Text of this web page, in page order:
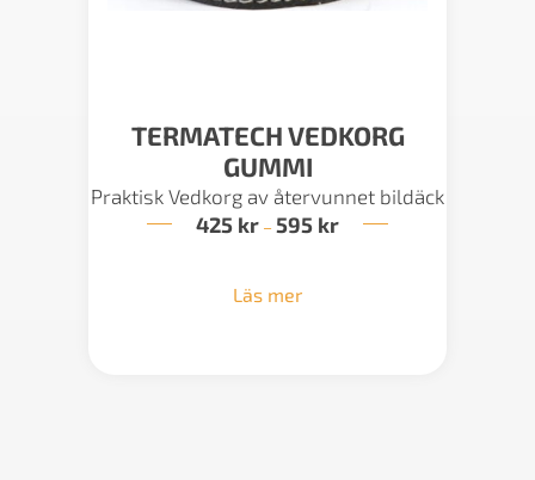
TERMATECH VEDKORG
GUMMI
Praktisk Vedkorg av återvunnet bildäck
425 kr – 595 krPrisintervall:
Läs mer